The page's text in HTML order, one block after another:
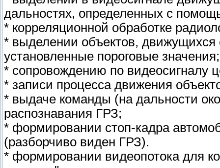
дальностях, определенных с
* корреляционной обработке
* выделении объектов,
установленные пороговые значения;
* сопровождению по видеосигналу
* записи процесса движения
* выдаче команды (на дальности
распознавания ГРЗ;
* формировании стоп-кадра
(разборчиво виден ГРЗ).
* формировании видеопотока для